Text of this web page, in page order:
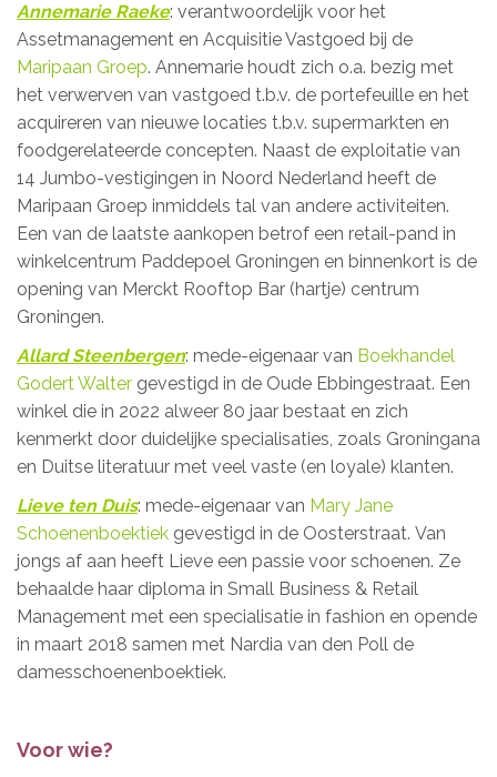
Annemarie Raeke: verantwoordelijk voor het
Assetmanagement en Acquisitie Vastgoed bij de
Maripaan Groep. Annemarie houdt zich o.a. bezig met
het verwerven van vastgoed t.b.v. de portefeuille en het
acquireren van nieuwe locaties t.b.v. supermarkten en
foodgerelateerde concepten. Naast de exploitatie van
14 Jumbo-vestigingen in Noord Nederland heeft de
Maripaan Groep inmiddels tal van andere activiteiten.
Een van de laatste aankopen betrof een retail-pand in
winkelcentrum Paddepoel Groningen en binnenkort is de
opening van Merckt Rooftop Bar (hartje) centrum
Groningen.
Allard Steenbergen: mede-eigenaar van Boekhandel
Godert Walter gevestigd in de Oude Ebbingestraat. Een
winkel die in 2022 alweer 80 jaar bestaat en zich
kenmerkt door duidelijke specialisaties, zoals Groningana
en Duitse literatuur met veel vaste (en loyale) klanten.
Lieve ten Duis: mede-eigenaar van Mary Jane
Schoenenboektiek gevestigd in de Oosterstraat. Van
jongs af aan heeft Lieve een passie voor schoenen. Ze
behaalde haar diploma in Small Business & Retail
Management met een specialisatie in fashion en opende
in maart 2018 samen met Nardia van den Poll de
damesschoenenboektiek.
Voor wie?